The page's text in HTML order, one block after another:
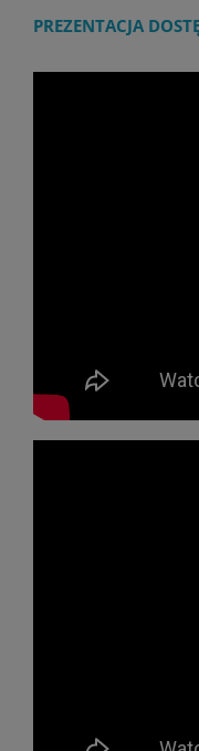
PREZENTACJA